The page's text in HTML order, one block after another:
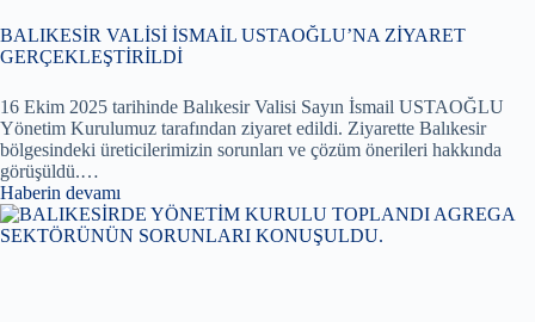
BALIKESİR VALİSİ İSMAİL USTAOĞLU’NA ZİYARET
GERÇEKLEŞTİRİLDİ
16 Ekim 2025 tarihinde Balıkesir Valisi Sayın İsmail USTAOĞLU
Yönetim Kurulumuz tarafından ziyaret edildi. Ziyarette Balıkesir
bölgesindeki üreticilerimizin sorunları ve çözüm önerileri hakkında
görüşüldü.…
Haberin devamı